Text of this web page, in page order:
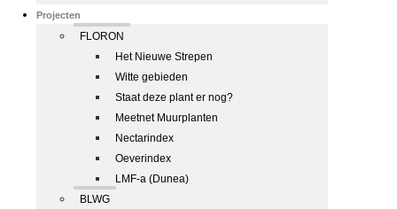
Projecten
FLORON
Het Nieuwe Strepen
Witte gebieden
Staat deze plant er nog?
Meetnet Muurplanten
Nectarindex
Oeverindex
LMF-a (Dunea)
BLWG